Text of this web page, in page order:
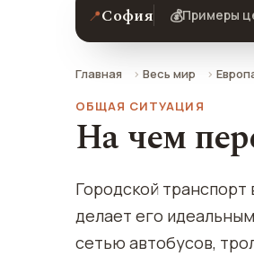
📍София 💰Примеры
Главная Весь мир
ОБЩАЯ СИТУАЦИЯ
На чем
Городской
делает его
сетью автобусов,